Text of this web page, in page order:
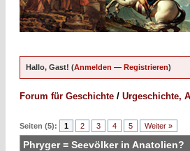
Hallo, Gast! (Anmelden — Registrieren)
Forum für Geschichte / Urgeschichte,
Seiten (5): 1 2 3 4 5 Weiter »
Phryger = Seevölker in Anatolien?